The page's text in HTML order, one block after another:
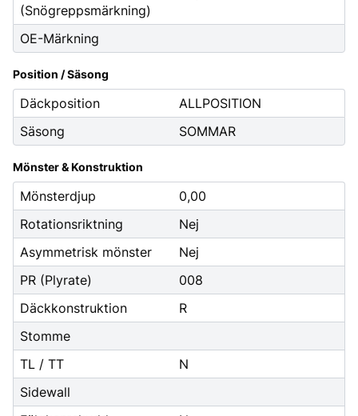
(Snögreppsmärkning)
OE-Märkning
Position / Säsong
Däckposition
ALLPOSITION
Säsong
SOMMAR
Mönster & Konstruktion
Mönsterdjup
0,00
Rotationsriktning
Nej
Asymmetrisk mönster
Nej
PR (Plyrate)
008
Däckkonstruktion
R
Stomme
TL / TT
N
Sidewall